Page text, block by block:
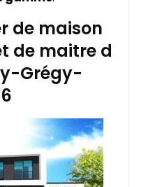
de maison
de maitre d
Grégy-